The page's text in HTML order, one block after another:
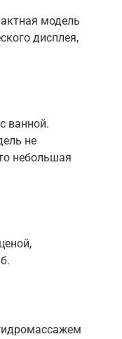
модель
дисплея,
ванной.
не
небольшая